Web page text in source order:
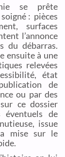
se prête
: pièces
surfaces
l’annonce
du débarras.
ensuite à une
relevées
état
de
ou par des
ce dossier
éventuels de
issue
mise sur le